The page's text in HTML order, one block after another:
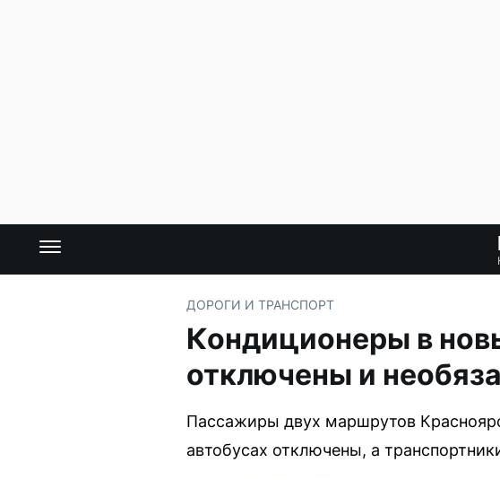
ДОРОГИ И ТРАНСПОРТ
Кондиционеры в
отключены и
Пассажиры двух маршрутов
автобусах отключены, а